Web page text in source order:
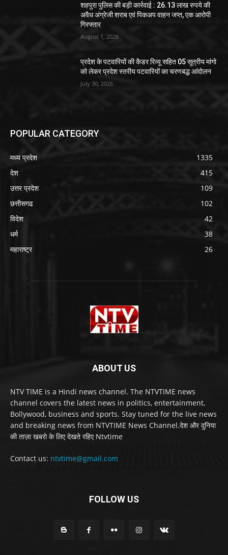
शहपुरा पुलिस की बड़ी कार्रवाई : 26.13 लाख रुपये की
अवैध अंग्रेजी शराब एवं पिकअप वाहन जप्त, एक आरोपी
गिरफ्तार
August 1, 2026
प्रदेश के पटवारियों की कैडर रिव्यू सहित 05 सूत्रीय मांगो
को लेकर प्रदेश स्तरीय पटवारियों का चरणबद्ध आंदोलन
July 30, 2026
POPULAR CATEGORY
मध्य प्रदेश
1335
देश
415
उत्तर प्रदेश
109
छत्तीसगढ
102
विदेश
42
धर्म
38
महाराष्ट्र
26
ABOUT US
NTV TIME is a Hindi news channel. The NTVTIME news
channel covers the latest news in politics, entertainment,
Bollywood, business and sports. Stay tuned for the live news
and breaking news from NTVTIME News Channel.देश और दुनिया
की ताज़ा खबरो के लिए देखते रहिए Ntvtime
Contact us: ntvtime@gmail.com
FOLLOW US